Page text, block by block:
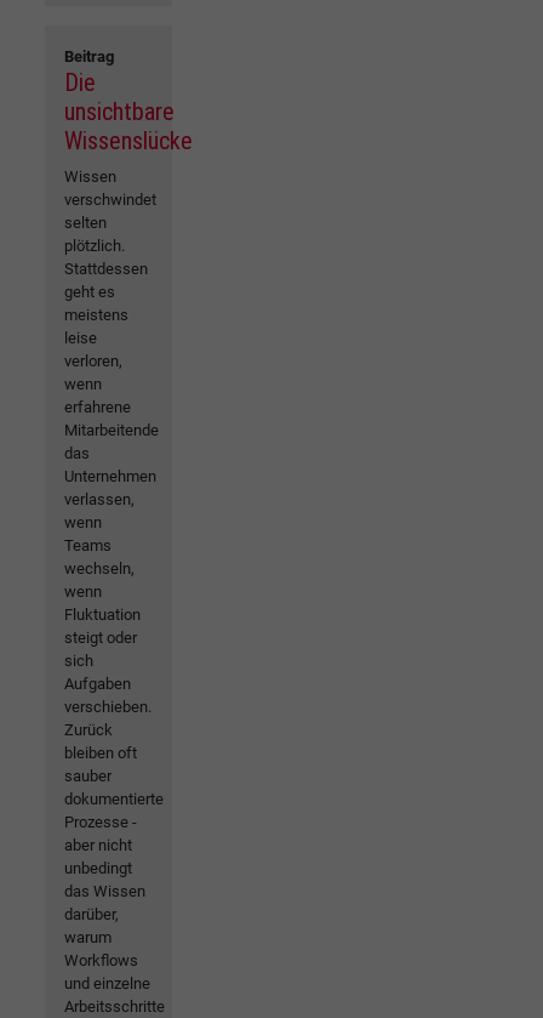
Beitrag
Die
unsichtbare
Wissenslücke
Wissen
verschwindet
selten
plötzlich.
Stattdessen
geht es
meistens
leise
verloren,
wenn
erfahrene
Mitarbeitende
das
Unternehmen
verlassen,
wenn
Teams
wechseln,
wenn
Fluktuation
steigt oder
sich
Aufgaben
verschieben.
Zurück
bleiben oft
sauber
dokumentierte
Prozesse -
aber nicht
unbedingt
das Wissen
darüber,
warum
Workflows
und einzelne
Arbeitsschritte